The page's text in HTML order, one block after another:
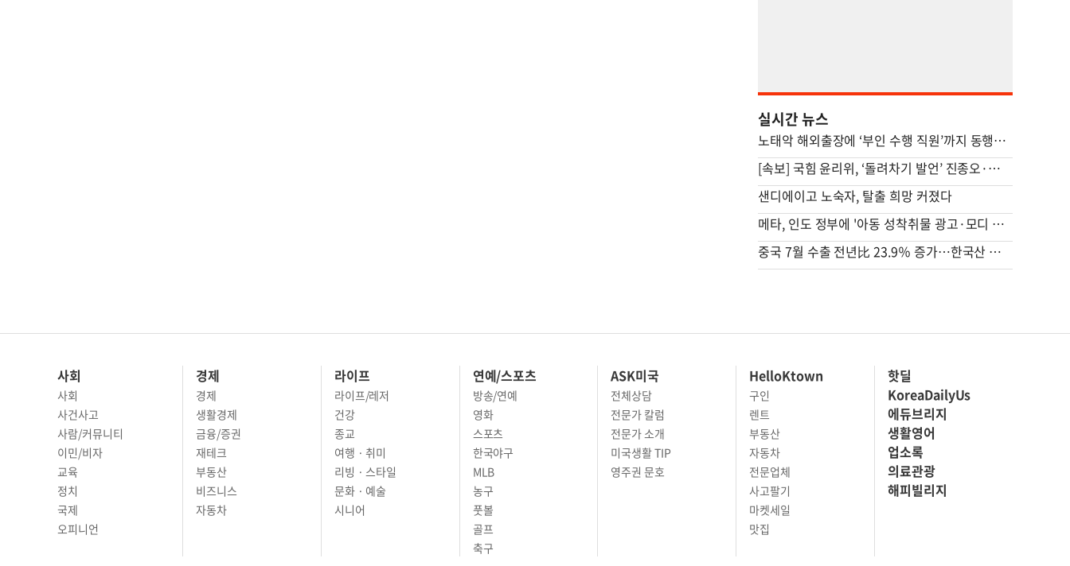
실시간 뉴스
노태악 해외출장에 ‘부인 수행 직원’까지 동행…보고서엔 “공식 일정 참석”
[속보] 국힘 윤리위, ‘돌려차기 발언’ 진종오·서범수 징계절차 개시
샌디에이고 노숙자, 탈출 희망 커졌다
메타, 인도 정부에 '아동 성착취물 광고·모디 영상 삭제' 사과
중국 7월 수출 전년比 23.9％ 증가…한국산 수입 97.8% 늘어(종합)
사회
사회
사건사고
사람/커뮤니티
이민/비자
교육
정치
국제
오피니언
경제
경제
생활경제
금융/증권
재테크
부동산
비즈니스
자동차
라이프
라이프/레저
건강
종교
여행 · 취미
리빙 · 스타일
문화 · 예술
시니어
연예/스포츠
방송/연예
영화
스포츠
한국야구
MLB
농구
풋볼
골프
축구
ASK미국
전체상담
전문가 칼럼
전문가 소개
미국생활 TIP
영주권 문호
HelloKtown
구인
렌트
부동산
자동차
전문업체
사고팔기
마켓세일
맛집
핫딜
KoreaDailyUs
에듀브리지
생활영어
업소록
의료관광
해피빌리지